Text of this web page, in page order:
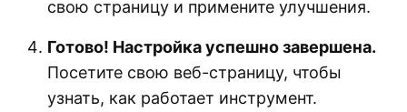
свою страницу и примените улучшения.
Готово! Настройка успешно завершена.
Посетите свою веб-страницу, чтобы
узнать, как работает инструмент.